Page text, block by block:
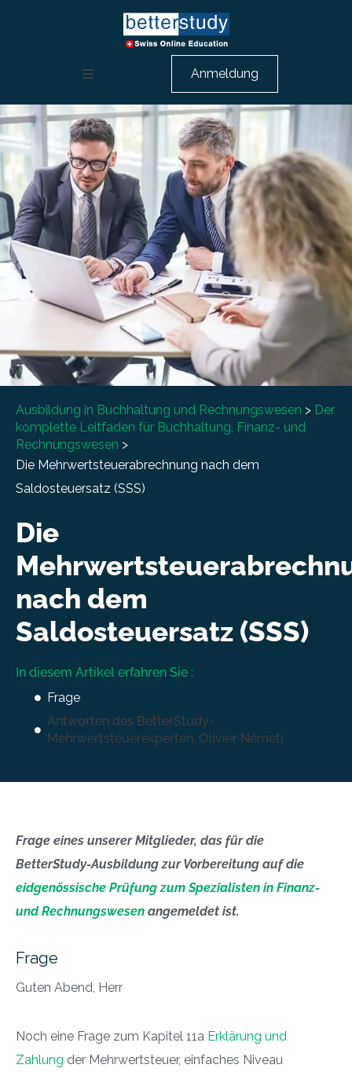
Weiterbildung Rechnungswesen
HR Ausbildung
Berufsbeschreibungen
Über uns
Beratungsgespräch
Anmeldung
Ausbildung in Buchhaltung und Rechnungswesen > Der
komplette Leitfaden für Buchhaltung, Finanz- und
Rechnungswesen >
Die Mehrwertsteuerabrechnung nach dem
Saldosteuersatz (SSS)
Die
nach dem
Saldosteuersatz (SSS)
In diesem Artikel erfahren Sie :
Frage
Antworten des BetterStudy-
Mehrwertsteuerexperten, Olivier Németi
Frage eines unserer Mitglieder, das für die
BetterStudy-Ausbildung zur Vorbereitung auf die
eidgenössische Prüfung zum Spezialisten in Finanz-
und Rechnungswesen angemeldet ist.
Frage
Guten Abend, Herr
Noch eine Frage zum Kapitel 11a Erklärung und
Zahlung der Mehrwertsteuer, einfaches Niveau